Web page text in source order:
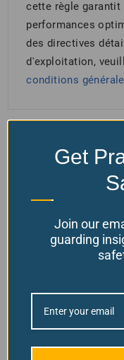
cette règle
performances
des directives
d'exploitation,
conditions
Spot LED à
Get
Join our
guarding